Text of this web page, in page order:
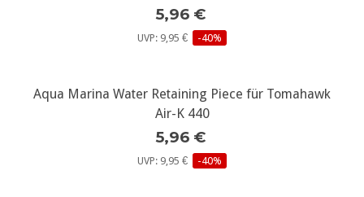
5,96 €
UVP: 9,95 € -40%
Aqua Marina Water Retaining Piece für Tomahawk
Air-K 440
5,96 €
UVP: 9,95 € -40%